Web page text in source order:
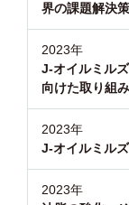
界の課題解決
2023年
J-オイルミル
向けた取り組
2023年
J-オイルミル
2023年